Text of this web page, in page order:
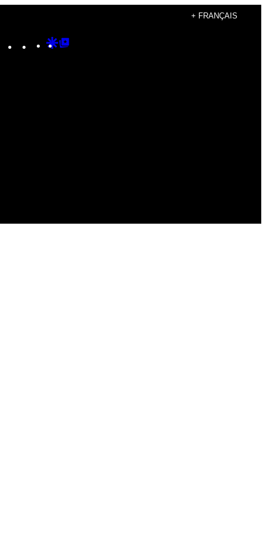
+ FRANÇAIS
Instagram
TikTokYouTube
Google